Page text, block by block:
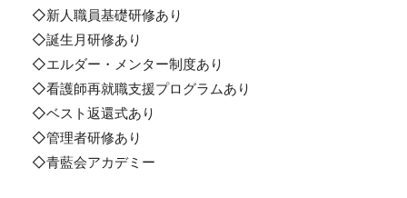
◇新人職員基礎研修あり
◇誕生月研修あり
◇エルダー・メンター制度あり
◇看護師再就職支援プログラムあり
◇ベスト返還式あり
◇管理者研修あり
◇青藍会アカデミー